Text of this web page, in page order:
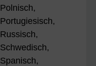
Polnisch,
Portugiesisch,
Russisch,
Schwedisch,
Spanisch,